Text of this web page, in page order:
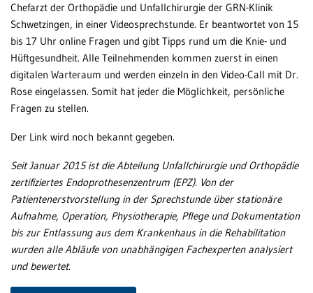
STANDORTE
Schwetzingen
Sinsheim
Weinheim
Chefarzt der Orthopädie und Unfallchirurgie der GRN-Klinik
Schwetzingen, in einer Videosprechstunde. Er beantwortet von 15
bis 17 Uhr online Fragen und gibt Tipps rund um die Knie- und
Hüftgesundheit. Alle Teilnehmenden kommen zuerst in einen
digitalen Warteraum und werden einzeln in den Video-Call mit Dr.
Rose eingelassen. Somit hat jeder die Möglichkeit, persönliche
Fragen zu stellen.
Der Link wird noch bekannt gegeben.
Seit Januar 2015 ist die Abteilung Unfallchirurgie und Orthopädie
zertifiziertes Endoprothesenzentrum (EPZ). Von der
Patientenerstvorstellung in der Sprechstunde über stationäre
Aufnahme, Operation, Physiotherapie, Pflege und Dokumentation
bis zur Entlassung aus dem Krankenhaus in die Rehabilitation
wurden alle Abläufe von unabhängigen Fachexperten analysiert
und bewertet.